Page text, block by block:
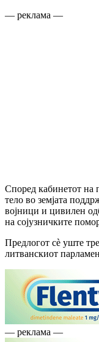
— реклама —
Според кабинетот на
тело во земјата
војници и цивилен
на сојузничките
Предлогот сè уште
литванскиот
— реклама —